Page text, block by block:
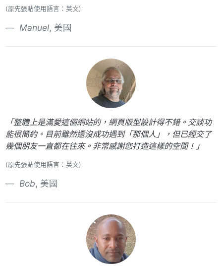
(原先張貼使用語言：英文)
Manuel, 美國
「整體上是滿愛這個網站的，網頁版型設計得不錯。交談功
能很簡約。目前雖然還沒成功遇到「那個人」，但已經交了
幾個朋友一直都在往來。非常感謝您打造這樣的空間！」
(原先張貼使用語言：英文)
Bob, 美國